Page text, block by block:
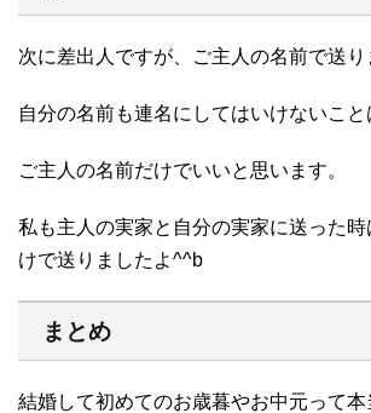
次に差出人ですが、ご主人の名前で送り
自分の名前も連名にしてはいけないこと
ご主人の名前だけでいいと思います。
私も主人の実家と自分の実家に送った
けで送りましたよ^^b
まとめ
結婚して初めてのお歳暮やお中元って